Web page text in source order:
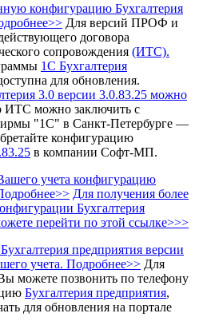
конфигурацию Бухгалтерия
Для версий ПРОФ и
договора
сопровождения (ИТС).
1С Бухгалтерия
для обновления.
3.0 версии 3.0.83.25 можно
ИТС можно заключить с
"1С" в Санкт-Петербурге —
конфигурацию
в компании Софт-МП.
учета конфигурацию
Для получения более
Бухгалтерия
перейти по этой ссылке>>>
предприятия версии
учета. Подробнее>> Для
можете позвонить по телефону
Бухгалтерия предприятия,
для обновления на портале